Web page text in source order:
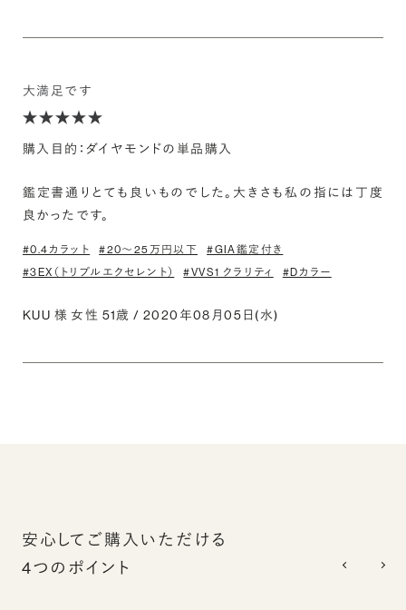
大満足です
購入目的：ダイヤモンドの単品購入
鑑定書通りとても良いものでした。大きさも私の指には丁度
良かったです。
#0.4カラット #20〜25万円以下
#GIA鑑定付き
#3EX（トリプルエクセレント）
#VVS1 クラリティ #Dカラー
KUU 様 女性 51歳 / 2020年08月05日(水)
安心してご購入いただける
4つのポイント